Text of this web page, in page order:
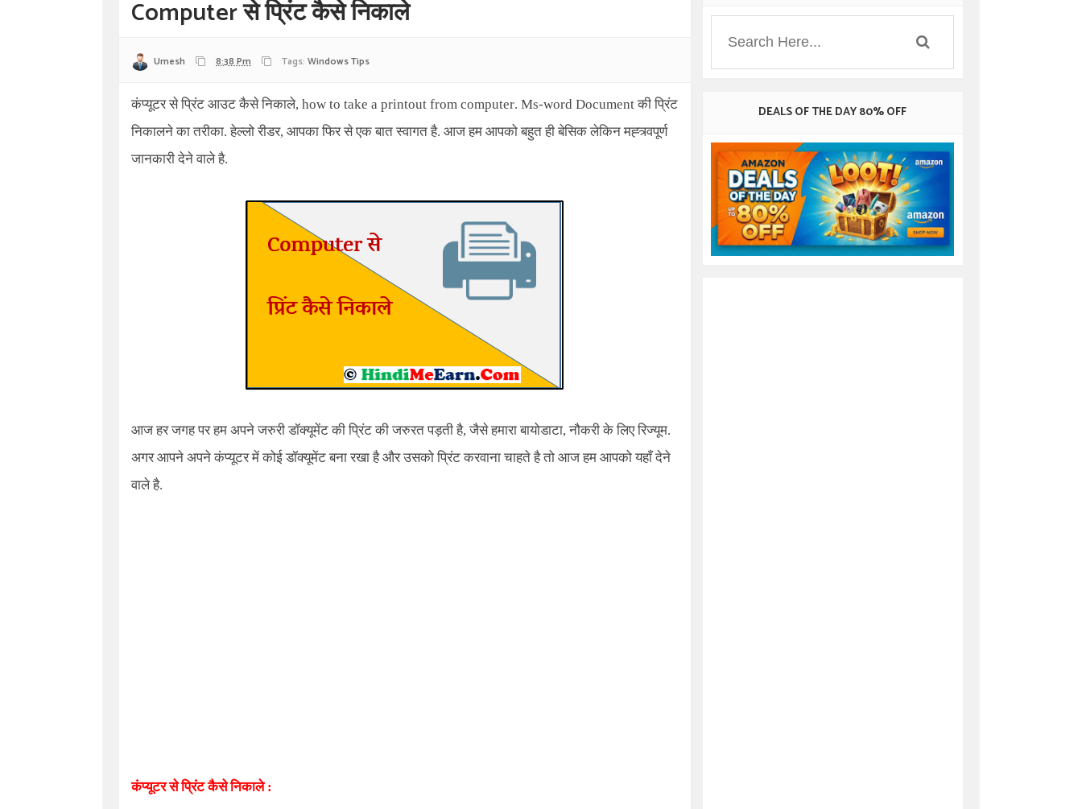
Computer से प्रिंट कैसे निकाले
Umesh 8:38 Pm Tags: Windows Tips
कंप्यूटर से प्रिंट आउट कैसे निकाले, how to take a printout from computer. Ms-word Documentकी प्रिंट
निकालने का तरीका. हेल्लो रीडर, आपका फिर से एक बात स्वागत है. आज हम आपको बहुत ही बेसिक लेकिन मह्त्र्वपूर्ण
जानकारी देने वाले है.
आज हर जगह पर हम अपने जरुरी डॉक्यूमेंट की प्रिंट की जरुरत पड़ती है, जैसे हमारा बायोडाटा, नौकरी के लिए रिज्यूम.
अगर आपने अपने कंप्यूटर में कोई डॉक्यूमेंट बना रखा है और उसको प्रिंट करवाना चाहते है तो आज हम आपको यहाँ देने
वाले है.
कंप्यूटर से प्रिंट कैसे निकाले :
DEALS OF THE DAY 80% OFF